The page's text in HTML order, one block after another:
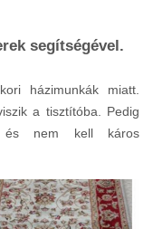
t
o
segítségével.
házimunkák miatt.
a tisztítóba. Pedig
és nem kell káros